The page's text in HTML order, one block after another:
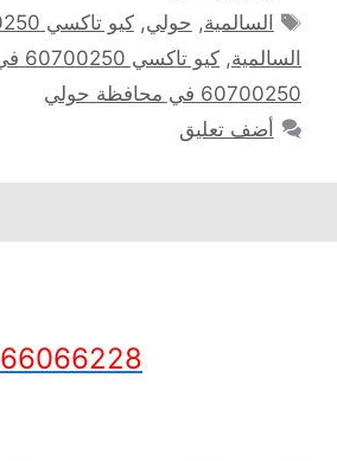
الوسوم
السالمية, حولي,
السالمية, كيو تاكسي 60700250 في حولي
60700250 في محافظة حولي
أضف تعليق
66066228